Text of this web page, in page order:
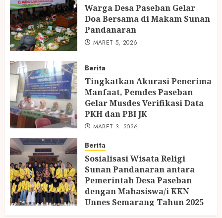
Warga Desa Paseban Gelar
Doa Bersama di Makam Sunan
Pandanaran
MARET 5, 2026
Berita
Tingkatkan Akurasi Penerima
Manfaat, Pemdes Paseban
Gelar Musdes Verifikasi Data
PKH dan PBI JK
MARET 3, 2026
Berita
Sosialisasi Wisata Religi
Sunan Pandanaran antara
Pemerintah Desa Paseban
dengan Mahasiswa/i KKN
Unnes Semarang Tahun 2025
OKTOBER 28, 2025